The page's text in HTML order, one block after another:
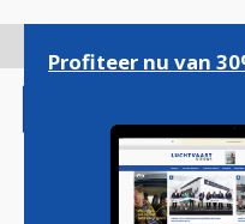
gaan
Profiteer nu van